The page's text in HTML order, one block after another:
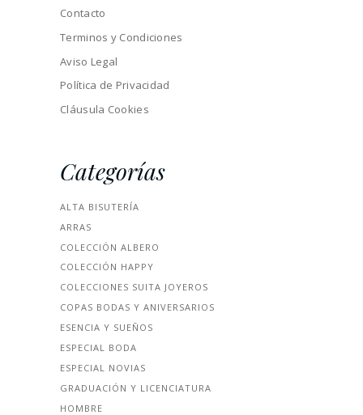
Contacto
Terminos y Condiciones
Aviso Legal
Política de Privacidad
Cláusula Cookies
Categorías
ALTA BISUTERÍA
ARRAS
COLECCIÓN ALBERO
COLECCIÓN HAPPY
COLECCIONES SUITA JOYEROS
COPAS BODAS Y ANIVERSARIOS
ESENCIA Y SUEÑOS
ESPECIAL BODA
ESPECIAL NOVIAS
GRADUACIÓN Y LICENCIATURA
HOMBRE